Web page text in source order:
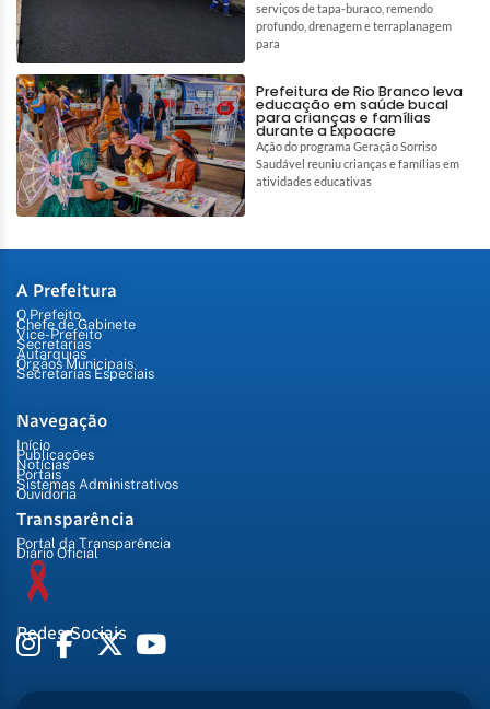
serviços de tapa-buraco, remendo
profundo, drenagem e terraplanagem
para
Prefeitura de Rio Branco leva
educação em saúde bucal
para crianças e famílias
durante a Expoacre
Ação do programa Geração Sorriso
Saudável reuniu crianças e famílias em
atividades educativas
A Prefeitura
O Prefeito
Chefe de Gabinete
Vice-Prefeito
Secretarias
Autarquias
Órgãos Municipais
Secretarias Especiais
Navegação
Início
Publicações
Notícias
Portais
Sistemas Administrativos
Ouvidoria
Transparência
Portal da Transparência
Diário Oficial
Redes Sociais